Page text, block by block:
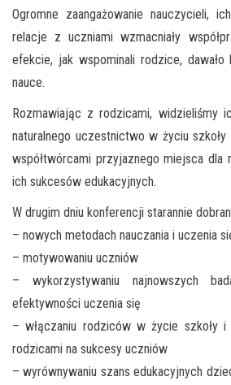
Ogromne zaangażowanie nauczycieli,
relacje z uczniami wzmacniały
efekcie, jak wspominali rodzice,
nauce.
Rozmawiając z rodzicami, widzieliśmy
naturalnego uczestnictwo w życiu
współtwórcami przyjaznego miejsca
ich sukcesów edukacyjnych.
W drugim dniu konferencji starannie
– nowych metodach nauczania i uczenia
– motywowaniu uczniów
– wykorzystywaniu najnowszych
efektywności uczenia się
– włączaniu rodziców w życie szkoły i
rodzicami na sukcesy uczniów
– wyrównywaniu szans edukacyjnych